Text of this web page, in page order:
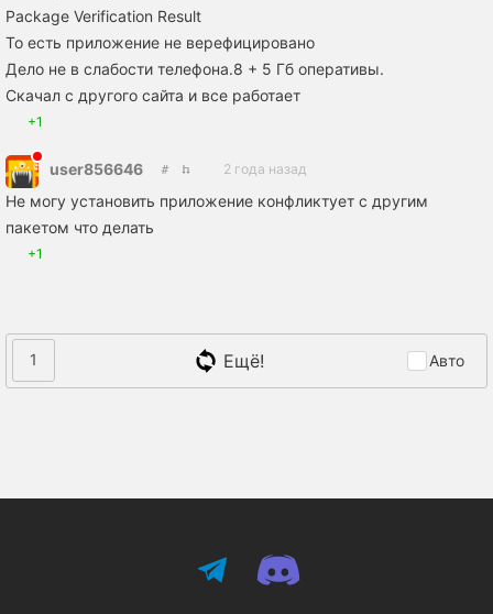
Package Verification Result
То есть приложение не верефицировано
Дело не в слабости телефона.8 + 5 Гб оперативы.
Скачал с другого сайта и все работает
+1
user856646 2 года назад
Не могу установить приложение конфликтует с другим
пакетом что делать
+1
1 Ещё! Авто